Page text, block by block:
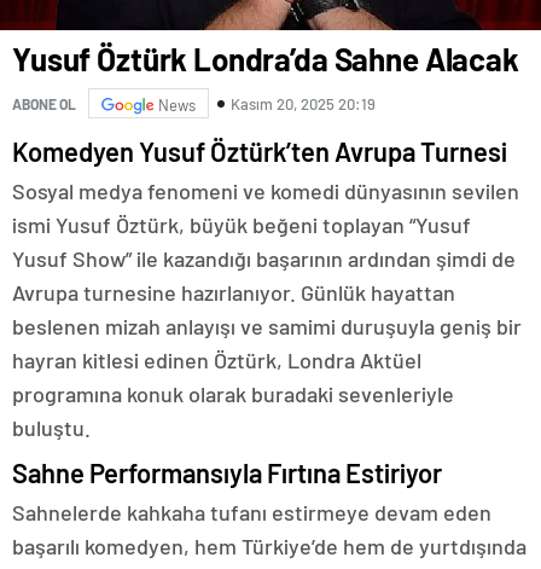
Yusuf Öztürk Londra’da Sahne Alacak
ABONE OL News Kasım 20, 2025 20:19
Komedyen Yusuf Öztürk’ten Avrupa Turnesi
Sosyal medya fenomeni ve komedi dünyasının sevilen
ismi Yusuf Öztürk, büyük beğeni toplayan “Yusuf
Yusuf Show” ile kazandığı başarının ardından şimdi de
Avrupa turnesine hazırlanıyor. Günlük hayattan
beslenen mizah anlayışı ve samimi duruşuyla geniş bir
hayran kitlesi edinen Öztürk, Londra Aktüel
programına konuk olarak buradaki sevenleriyle
buluştu.
Sahne Performansıyla Fırtına Estiriyor
Sahnelerde kahkaha tufanı estirmeye devam eden
başarılı komedyen, hem Türkiye’de hem de yurtdışında